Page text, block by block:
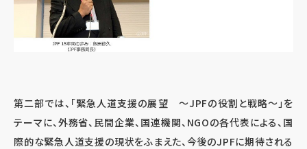
第二部では、「緊急人道支援の展望 ～JPFの役割と戦略～」を
テーマに、外務省、民間企業、国連機関、NGOの各代表による、国
際的な緊急人道支援の現状をふまえた、今後のJPFに期待される